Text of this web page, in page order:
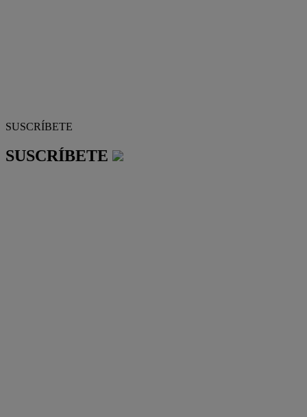
SUSCRÍBETE
SUSCRÍBETE